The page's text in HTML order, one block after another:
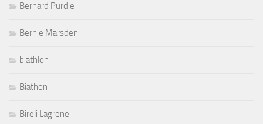
Bernard Purdie
Bernie Marsden
biathlon
Biathon
Bireli Lagrene